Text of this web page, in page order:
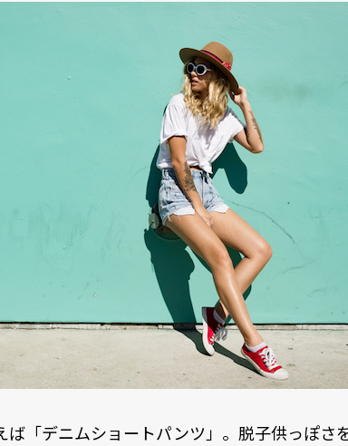
ば「デニムショートパンツ」。脱子供っぽさ